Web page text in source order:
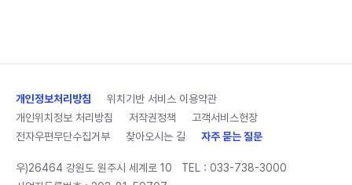
개인정보처리방침
위치기반 서비스 이용약관
개인위치정보 처리방침
저작권정책
고객서비스헌장
전자우편무단수집거부
찾아오시는 길 자주 묻는 질문
우)26464 강원도 원주시 세계로 10 TEL : 033-738-3000